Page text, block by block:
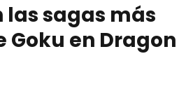
las sagas más
Goku en Dragon